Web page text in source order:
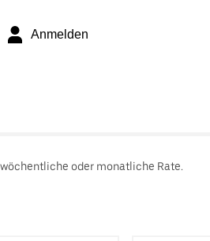
Anmelden
oder monatliche Rate.